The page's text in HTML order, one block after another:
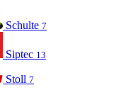
Schulte 7
Siptec 13
Stoll 7